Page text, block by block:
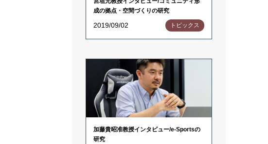
成の拠点・空間づくりの研究
2019/09/02 トピックス
加藤貴昭准教授インタビュー/e-Sportsの
研究